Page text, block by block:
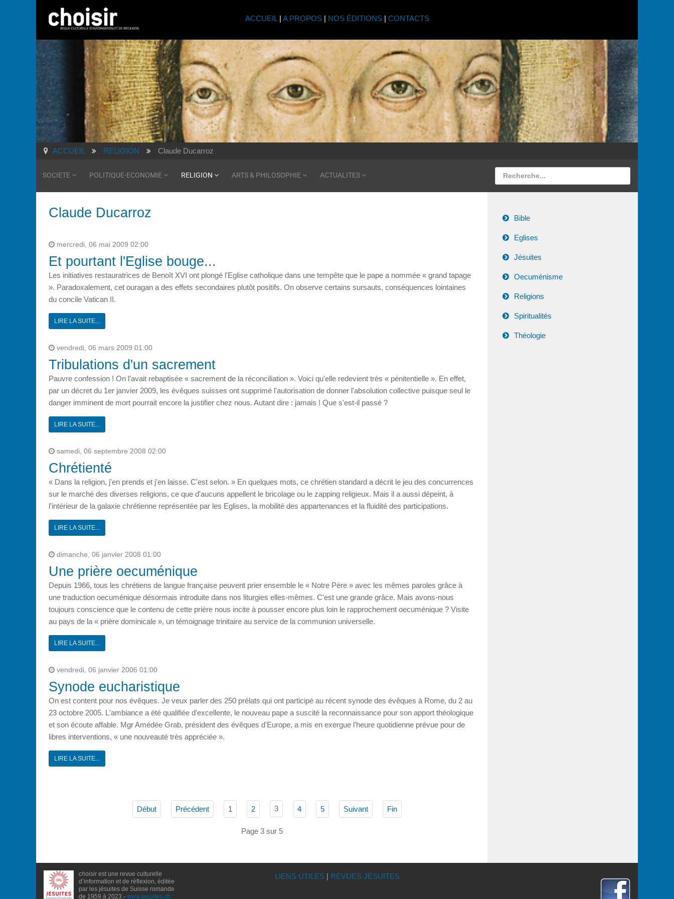
ACCUEIL | A PROPOS| NOS ÉDITIONS| CONTACTS
ACCUEIL RELIGION Claude Ducarroz
SOCIETE POLITIQUE-ECONOMIE RELIGION ARTS & PHILOSOPHIE ACTUALITES
Claude Ducarroz
mercredi, 06 mai 2009 02:00
Et pourtant l'Eglise bouge...
Les initiatives restauratrices de Benoît XVI ont plongé l'Eglise catholique dans une tempête que le pape a nommée « grand tapage
». Paradoxalement, cet ouragan a des effets secondaires plutôt positifs. On observe certains sursauts, conséquences lointaines
du concile Vatican II.
LIRE LA SUITE...
vendredi, 06 mars 2009 01:00
Tribulations d'un sacrement
Pauvre confession ! On l'avait rebaptisée « sacrement de la réconciliation ». Voici qu'elle redevient très « pénitentielle ». En effet,
par un décret du 1er janvier 2009, les évêques suisses ont supprimé l'autorisation de donner l'absolution collective puisque seul le
danger imminent de mort pourrait encore la justifier chez nous. Autant dire : jamais ! Que s'est-il passé ?
LIRE LA SUITE...
samedi, 06 septembre 2008 02:00
Chrétienté
« Dans la religion, j'en prends et j'en laisse. C'est selon. » En quelques mots, ce chrétien standard a décrit le jeu des concurrences
sur le marché des diverses religions, ce que d'aucuns appellent le bricolage ou le zapping religieux. Mais il a aussi dépeint, à
l'intérieur de la galaxie chrétienne représentée par les Eglises, la mobilité des appartenances et la fluidité des participations.
LIRE LA SUITE...
dimanche, 06 janvier 2008 01:00
Une prière oecuménique
Depuis 1966, tous les chrétiens de langue française peuvent prier ensemble le « Notre Père » avec les mêmes paroles grâce à
une traduction oecuménique désormais introduite dans nos liturgies elles-mêmes. C'est une grande grâce. Mais avons-nous
toujours conscience que le contenu de cette prière nous incite à pousser encore plus loin le rapprochement oecuménique ? Visite
au pays de la « prière dominicale », un témoignage trinitaire au service de la communion universelle.
LIRE LA SUITE...
vendredi, 06 janvier 2006 01:00
Synode eucharistique
On est content pour nos évêques. Je veux parler des 250 prélats qui ont participé au récent synode des évêques à Rome, du 2 au
23 octobre 2005. L'ambiance a été qualifiée d'excellente, le nouveau pape a suscité la reconnaissance pour son apport théologique
et son écoute affable. Mgr Amédée Grab, président des évêques d'Europe, a mis en exergue l'heure quotidienne prévue pour de
libres interventions, « une nouveauté très appréciée ».
LIRE LA SUITE...
Début Précédent 1 2 3 4 5 Suivant Fin
Page 3 sur 5
Bible
Eglises
Jésuites
Oecuménisme
Religions
Spiritualités
Théologie
choisirest une revue culturelle
d’information et de réflexion, éditée
par les jésuites de Suisse romande
de 1959 à 2023 - www.jesuites.ch
LIENS UTILES| REVUES JÉSUITES